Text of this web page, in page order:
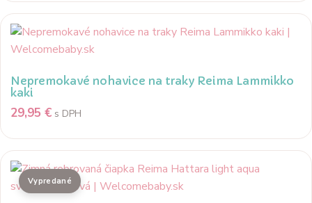
Nepremokavé nohavice na traky Reima Lammikko
kaki
29,95 € s DPH